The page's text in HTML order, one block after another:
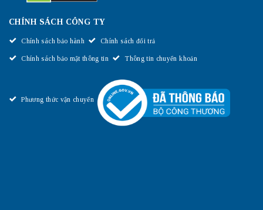
CHÍNH SÁCH CÔNG TY
Chính sách bảo hành Chính sách đổi trả
Chính sách bảo mật thông tin Thông tin chuyển khoản
Phương thức vận chuyển